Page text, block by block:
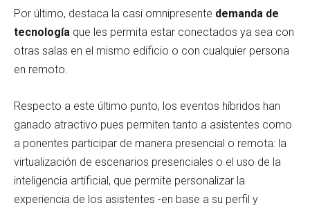
Por último, destaca la casi omnipresente demanda de
tecnología que les permita estar conectados ya sea con
otras salas en el mismo edificio o con cualquier persona
en remoto.
Respecto a este último punto, los eventos híbridos han
ganado atractivo pues permiten tanto a asistentes como
a ponentes participar de manera presencial o remota: la
virtualización de escenarios presenciales o el uso de la
inteligencia artificial, que permite personalizar la
experiencia de los asistentes -en base a su perfil y